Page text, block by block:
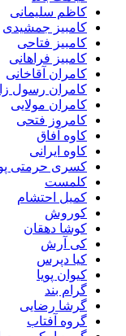
کاظم سلیمانی
کامبیز جمشیدی
کامبیز فتاحی
کامبیز فراهانی
کامران آقاخانی
کامران رسول
کامران مولایی
کامروز فتحی
کاوه آفاق
کاوه ایرانی
کسری حرمتی
کلمست
کمیل احتشام
کوروش
کوشا دهقان
کی آرش
کیا دپرس
کیوان پویا
گرام بند
گرشا رضایی
گروه آفتاب